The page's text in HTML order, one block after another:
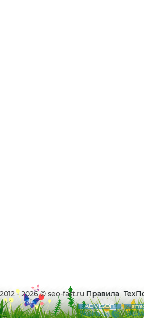
2012 - 2026 © seo-fast.ru Правила